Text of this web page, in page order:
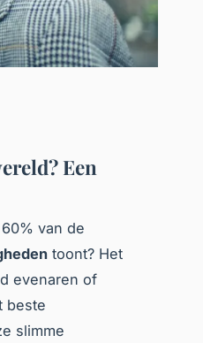
Een
van de
toont? Het
evenaren of
beste
slimme